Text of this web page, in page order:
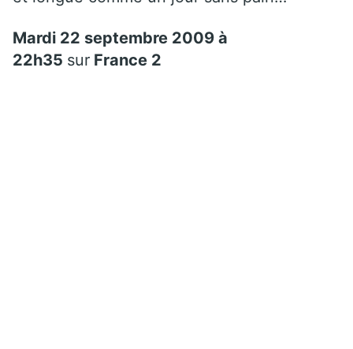
Mardi 22 septembre 2009 à
22h35 sur France 2